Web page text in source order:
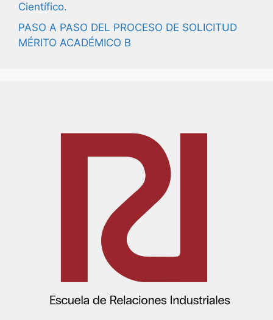
Científico.
PASO A PASO DEL PROCESO DE SOLICITUD
MÉRITO ACADÉMICO B